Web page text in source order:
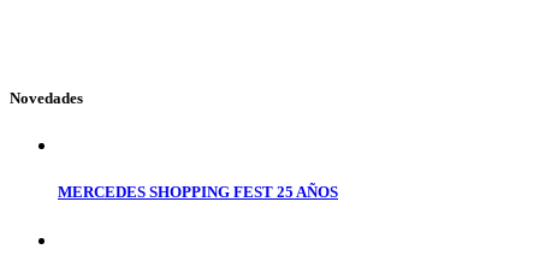
Novedades
MERCEDES SHOPPING FEST 25 AÑOS